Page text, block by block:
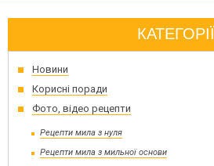
КАТЕГОРІЇ
Новини
Корисні поради
Фото, відео рецепти
Рецепти мила з нуля
Рецепти мила з мильної основи